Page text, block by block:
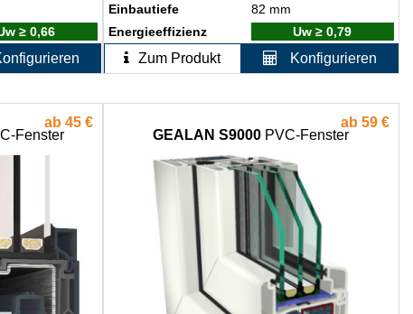
≥ 0,66
Einbautiefe
82 mm
Energieeffizienz
Uw ≥ 0,79
Zum Produkt Konfigurieren
ab 45 €
Fenster
ab 59 €
GEALAN S9000 PVC-Fenster